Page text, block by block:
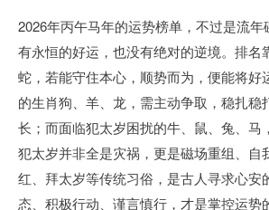
2026年丙午马年的运势榜单，不过是流
有永恒的好运，也没有绝对的逆境。排名
蛇，若能守住本心，顺势而为，便能将好
的生肖狗、羊、龙，需主动争取，稳扎稳
长；而面临犯太岁困扰的牛、鼠、兔、马
犯太岁并非全是灾祸，更是磁场重组、自
红、拜太岁等传统习俗，是古人寻求心安
态、积极行动、谨言慎行，才是掌控运势